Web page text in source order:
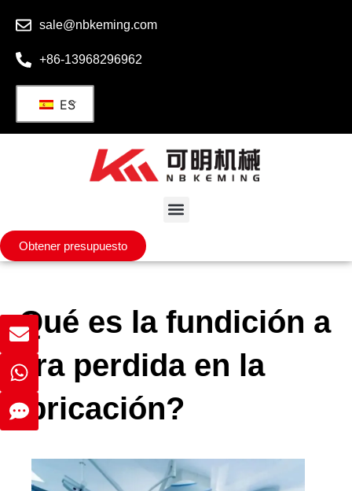
sale@nbkeming.com
+86-13968296962
ES
Obtener presupuesto
¿Qué es la fundición a
cera perdida en la
fabricación?